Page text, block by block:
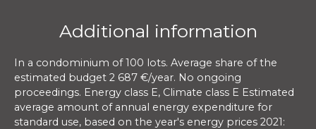
Additional information
In a condominium of 100 lots. Average share of the
estimated budget 2 687 €/year. No ongoing
proceedings. Energy class E, Climate class E Estimated
average amount of annual energy expenditure for
standard use, based on the year's energy prices 2021: